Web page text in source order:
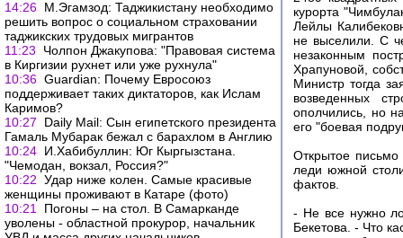
14:26 М.Эгамзод: Таджикистану необходимо
решить вопрос о социальном страховании
таджикских трудовых мигрантов
11:23
Чолпон Джакупова: "Правовая система
в Киргизии рухнет или уже рухнула"
10:36 Guardian: Почему Евросоюз
поддерживает таких диктаторов, как Ислам
Каримов?
10:27
Daily Mail: Сын египетского президента
Гамаль Мубарак бежал с барахлом в Англию
10:24 И.Хабибуллин: Юг Кыргызстана.
"Чемодан, вокзал, Россия?"
10:22 Удар ниже колен. Самые красивые
женщины проживают в Катаре (фото)
10:21
Погоны – на стол. В Самарканде
уволены - областной прокурор, начальник
курорта
Лейлы
не выселили. С
незаконным
Храпуновой,
Министр тогда
возведенных
ополчились, но
его "боевая
Открытое письмо
леди южной
фактов.
- Не все нужно
Бекетова. - Что